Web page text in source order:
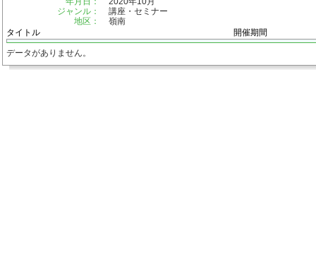
ジャンル：
講座・セミナー
地区：
嶺南
タイトル
開催期間
データがありません。